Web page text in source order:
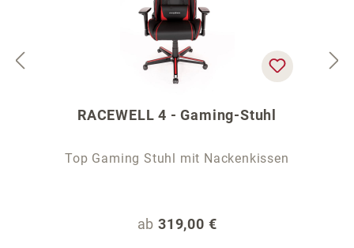
RACEWELL 4 - Gaming-Stuhl
Top Gaming Stuhl mit Nackenkissen
Regulärer Preis:
ab 319,00 €